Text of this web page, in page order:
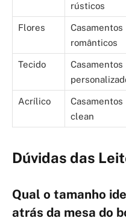
rústicos
Flores
Casamentos
românticos
Tecido
Casamentos
Acrílico
Casamentos
clean
Dúvidas das
Qual o tamanho
atrás da mesa do